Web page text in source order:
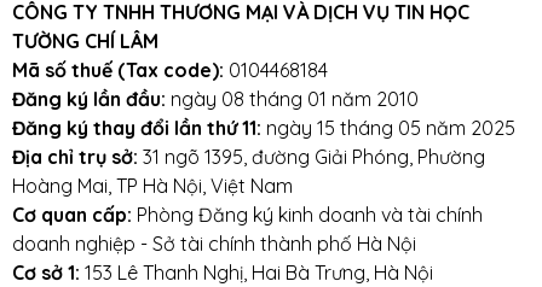
CÔNG TY TNHH THƯƠNG MẠI VÀ DỊCH VỤ TIN HỌC
TƯỜNG CHÍ LÂM
Mã số thuế (Tax code): 0104468184
Đăng ký lần đầu: ngày 08 tháng 01 năm 2010
Đăng ký thay đổi lần thứ 11: ngày 15 tháng 05 năm 2025
Địa chỉ trụ sở: 31 ngõ 1395, đường Giải Phóng, Phường
Hoàng Mai, TP Hà Nội, Việt Nam
Cơ quan cấp: Phòng Đăng ký kinh doanh và tài chính
doanh nghiệp - Sở tài chính thành phố Hà Nội
Cơ sở 1: 153 Lê Thanh Nghị, Hai Bà Trưng, Hà Nội